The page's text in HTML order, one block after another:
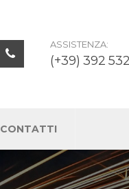
ASSISTENZA:
(+39) 392
CONTATTI